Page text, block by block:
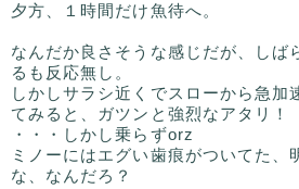
夕方、１時間だけ魚待へ。
なんだか良さそうな感じだが、しば
るも反応無し。
しかしサラシ近くでスローから急加
てみると、ガツンと強烈なアタリ！
・・・しかし乗らずorz
ミノーにはエグい歯痕がついてた、
な、なんだろ？